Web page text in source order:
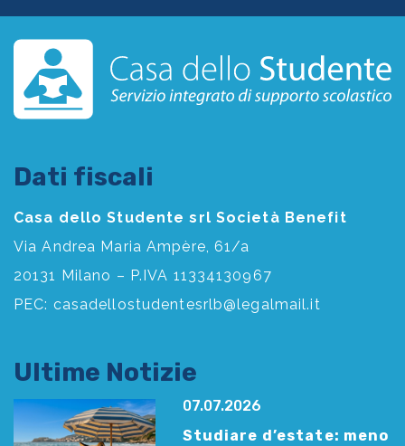
Dati fiscali
Casa dello Studente srl Società Benefit
Via Andrea Maria Ampère, 61/a
20131 Milano – P.IVA 11334130967
PEC: casadellostudentesrlb@legalmail.it
Ultime Notizie
07.07.2026
Studiare d’estate: meno